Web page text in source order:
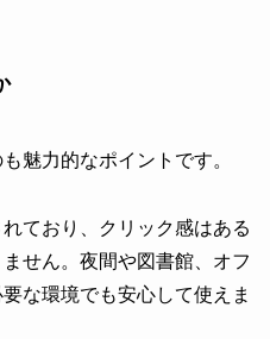
魅力的なポイントです。
れており、クリック感はある
せん。夜間や図書館、オフ
な環境でも安心して使えま